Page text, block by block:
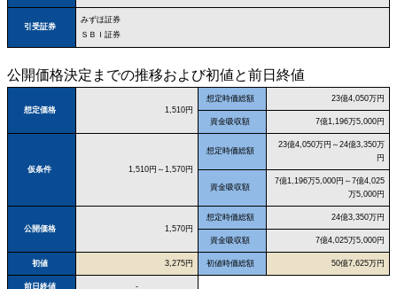
引受証券
みずほ証券
ＳＢＩ証券
公開価格決定までの推移および初値と前日終値
想定価格 1,510円
想定時価総額 23億4,050万円
資金吸収額 7億1,196万5,000円
仮条件 1,510円～1,570円
想定時価総額
23億4,050万円～24億3,350万
円
資金吸収額
7億1,196万5,000円～7億4,025
万5,000円
公開価格 1,570円
想定時価総額 24億3,350万円
資金吸収額 7億4,025万5,000円
初値 3,275円 初値時価総額 50億7,625万円
前日終値 -